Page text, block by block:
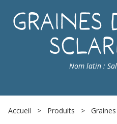
Graines
Nom latin :
Accueil > Produits >